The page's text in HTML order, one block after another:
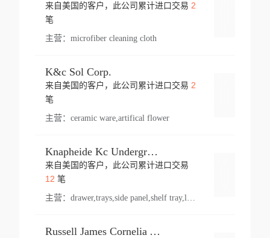
来自美国的客户，此公司累计进口交易 2
笔
主营： microfiber cleaning cloth
K&c Sol Corp.
来自美国的客户，此公司累计进口交易 2
笔
主营： ceramic ware,artifical flower
Knapheide Kc Underground
来自美国的客户，此公司累计进口交易
12 笔
主营：
Russell James Cornelia Arlington Va